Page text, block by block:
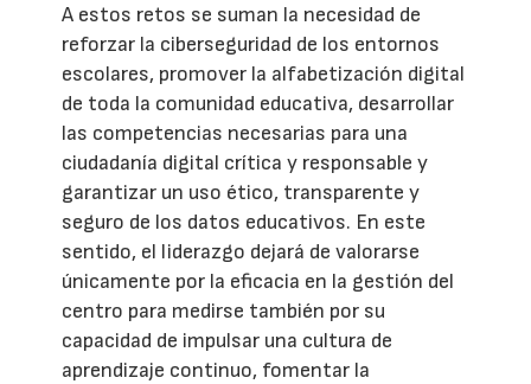
A estos retos se suman la necesidad de
reforzar la ciberseguridad de los entornos
escolares, promover la alfabetización digital
de toda la comunidad educativa, desarrollar
las competencias necesarias para una
ciudadanía digital crítica y responsable y
garantizar un uso ético, transparente y
seguro de los datos educativos. En este
sentido, el liderazgo dejará de valorarse
únicamente por la eficacia en la gestión del
centro para medirse también por su
capacidad de impulsar una cultura de
aprendizaje continuo, fomentar la